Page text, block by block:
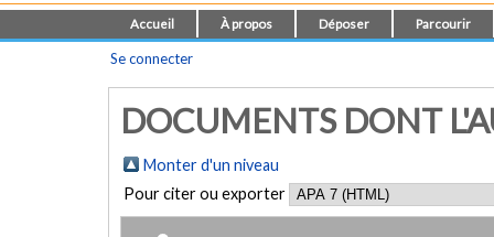
Accueil À propos Déposer Parcourir
Se connecter
DOCUMENTS DONT
Monter d'un niveau
Pour citer ou exporter